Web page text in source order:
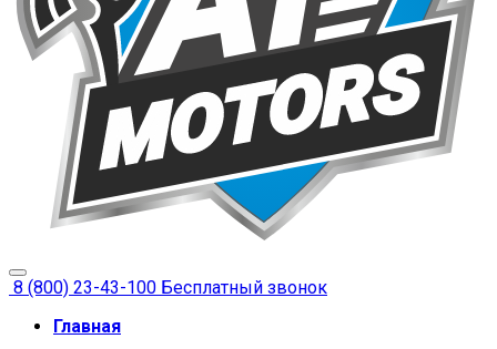
8 (800) 23-43-100 Бесплатный звонок
Главная